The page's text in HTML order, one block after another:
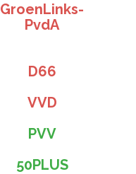
GroenLinks-
PvdA
D66
VVD
PVV
50PLUS